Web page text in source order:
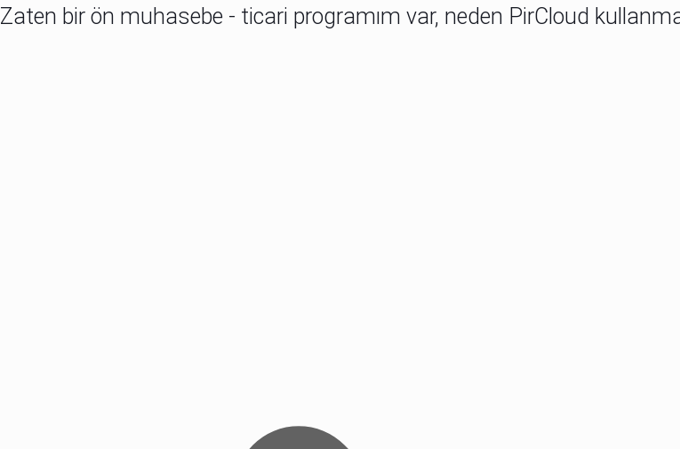
Zaten bir ön muhasebe - ticari programım var, neden PirCloud